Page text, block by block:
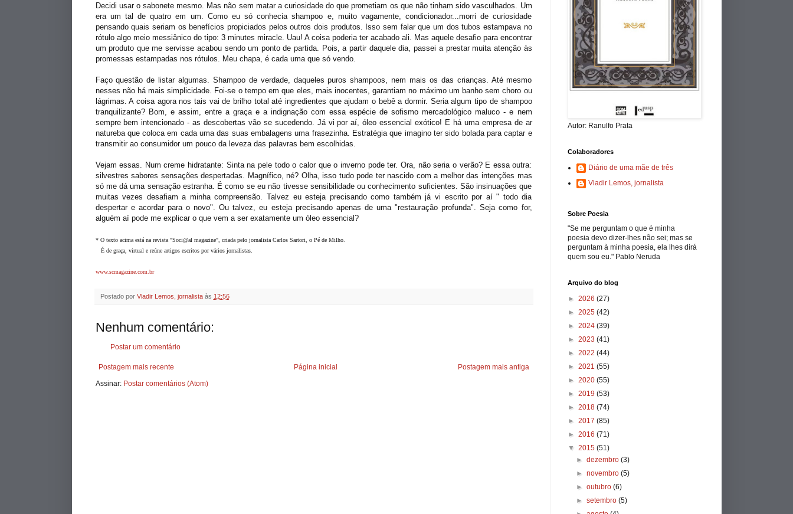
Decidi usar o sabonete mesmo. Mas não sem matar a curiosidade do que prometiam os que não tinham sido vasculhados. Um
era um tal de quatro em um. Como eu só conhecia shampoo e, muito vagamente, condicionador...morri de curiosidade
pensando quais seriam os benefícios propiciados pelos outros dois produtos. Isso sem falar que um dos tubos estampava no
rótulo algo meio messiânico do tipo: 3 minutes miracle. Uau! A coisa poderia ter acabado ali. Mas aquele desafio para encontrar
um produto que me servisse acabou sendo um ponto de partida. Pois, a partir daquele dia, passei a prestar muita atenção às
promessas estampadas nos rótulos. Meu chapa, é cada uma que só vendo.
Faço questão de listar algumas. Shampoo de verdade, daqueles puros shampoos, nem mais os das crianças. Até mesmo
nesses não há mais simplicidade. Foi-se o tempo em que eles, mais inocentes, garantiam no máximo um banho sem choro ou
lágrimas. A coisa agora nos tais vai de brilho total até ingredientes que ajudam o bebê a dormir. Seria algum tipo de shampoo
tranquilizante? Bom, e assim, entre a graça e a indignação com essa espécie de sofismo mercadológico maluco - e nem
sempre bem intencionado - as descobertas vão se sucedendo. Já vi por aí, óleo essencial exótico! E há uma empresa de ar
natureba que coloca em cada uma das suas embalagens uma frasezinha. Estratégia que imagino ter sido bolada para captar e
transmitir ao consumidor um pouco da leveza das palavras bem escolhidas.
Vejam essas. Num creme hidratante: Sinta na pele todo o calor que o inverno pode ter. Ora, não seria o verão? E essa outra:
silvestres sabores sensações despertadas. Magnífico, né? Olha, isso tudo pode ter nascido com a melhor das intenções mas
só me dá uma sensação estranha. É como se eu não tivesse sensibilidade ou conhecimento suficientes. São insinuações que
muitas vezes desafiam a minha compreensão. Talvez eu esteja precisando como também já vi escrito por aí " todo dia
despertar e acordar para o novo". Ou talvez, eu esteja precisando apenas de uma "restauração profunda". Seja como for,
alguém aí pode me explicar o que vem a ser exatamente um óleo essencial?
* O texto acima está na revista "Soci@al magazine", criada pelo jornalista Carlos Sartori, o Pé de Milho.
É de graça, virtual e reúne artigos escritos por vários jornalistas.
www.scmagazine.com.br
Postado por Vladir Lemos, jornalista às 12:56
Nenhum comentário:
Postar um comentário
Postagem mais recente Postagem mais antiga
Página inicial
Assinar: Postar comentários (Atom)
Autor: Ranulfo Prata
Colaboradores
Diário de uma mãe de três
Vladir Lemos, jornalista
Sobre Poesia
"Se me perguntam o que é minha
poesia devo dizer-lhes não sei; mas se
perguntam à minha poesia, ela lhes dirá
quem sou eu." Pablo Neruda
Arquivo do blog
► 2026 (27)
► 2025 (42)
► 2024 (39)
► 2023 (41)
► 2022 (44)
► 2021 (55)
► 2020 (55)
► 2019 (53)
► 2018 (74)
► 2017 (85)
► 2016 (71)
▼ 2015 (51)
► dezembro (3)
► novembro (5)
► outubro (6)
► setembro (5)